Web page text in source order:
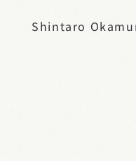
Shintaro